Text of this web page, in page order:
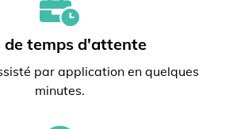
de temps d'attente
par application en quelques
minutes.